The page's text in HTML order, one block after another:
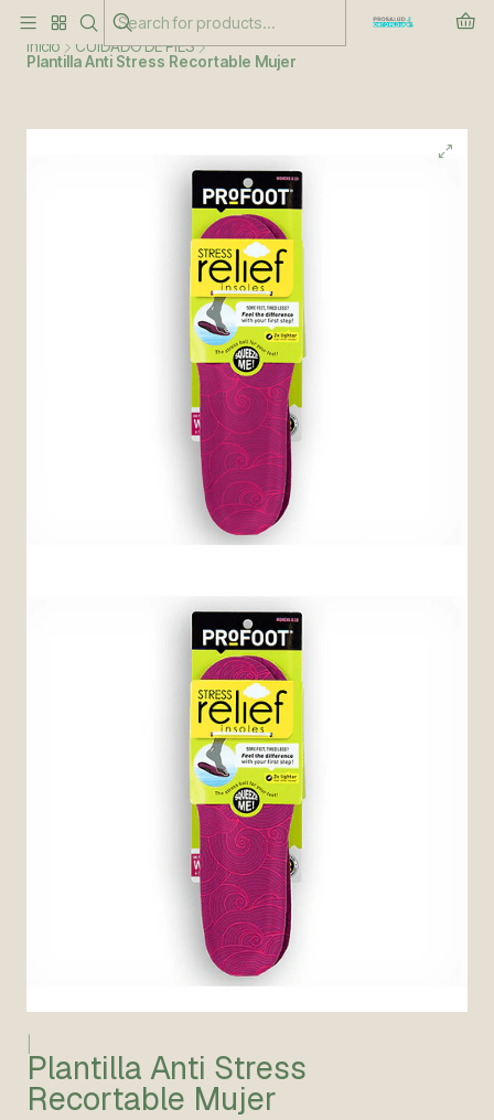
Inicio
CUIDADO DE PIES
Plantilla Anti Stress Recortable Mujer
Plantilla Anti Stress
Recortable Mujer